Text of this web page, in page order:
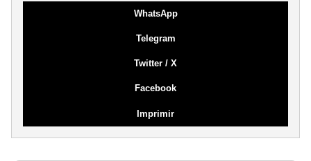
WhatsApp
Telegram
Twitter / X
Facebook
Imprimir